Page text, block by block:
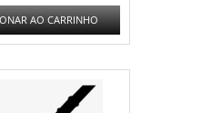
AO CARRINHO